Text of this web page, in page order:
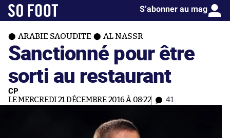
S’abonner au mag
ARABIE SAOUDITE AL NASSR
Sanctionné pour être
sorti au restaurant
CP
LE MERCREDI 21 DÉCEMBRE 2016 À 08:22 41